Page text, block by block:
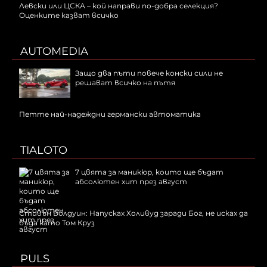
Левски или ЦСКА – кой направи по-добра селекция?
Оценките казват всичко
AUTOMEDIA
Защо два пъти повече конски сили не
решават всичко на пътя
Петте най-надеждни германски автоматика
TIALOTO
7 цвята за маникюр, които ще бъдат
абсолютен хит през август
Стивън Болдуин: Напусках Холивуд заради Бог, не исках да
бъда като Том Круз
PULS